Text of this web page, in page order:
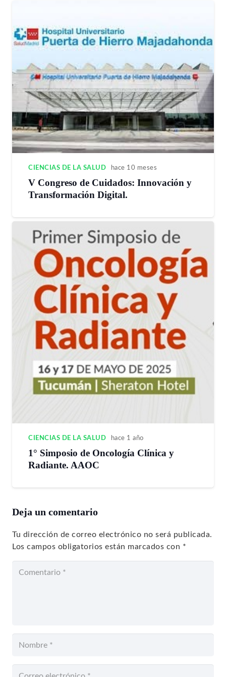
CIENCIAS DE LA SALUD hace 10 meses
V Congreso de Cuidados: Innovación y
Transformación Digital.
CIENCIAS DE LA SALUD hace 1 año
1° Simposio de Oncología Clínica y
Radiante. AAOC
Deja un comentario
Tu dirección de correo electrónico no será publicada.
Los campos obligatorios están marcados con *